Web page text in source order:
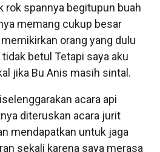
rok spannya begitupun buah
memang cukup besar
orang yang dulu
betul Tetapi saya aku
jika Bu Anis masih sintal.
acara api
diteruskan acara jurit
mendapatkan untuk jaga
sekali karena saya merasa